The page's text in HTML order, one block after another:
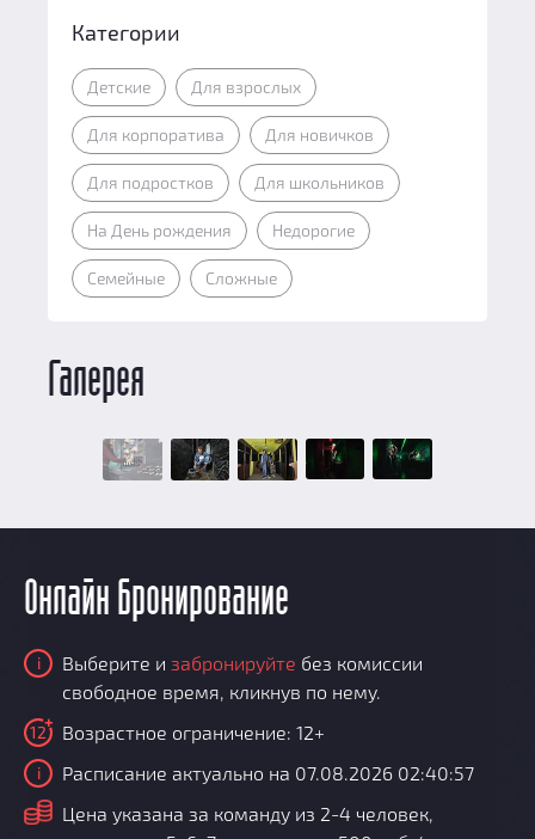
Категории
Детские Для взрослых
Для корпоратива Для новичков
Для подростков Для школьников
На День рождения Недорогие
Семейные Сложные
Галерея
Онлайн бронирование
i Выберите и забронируйте без комиссии
свободное время, кликнув по нему.
12 Возрастное ограничение: 12+
i Расписание актуально на 07.08.2026 02:40:57
i
Цена указана за команду из 2-4 человек,